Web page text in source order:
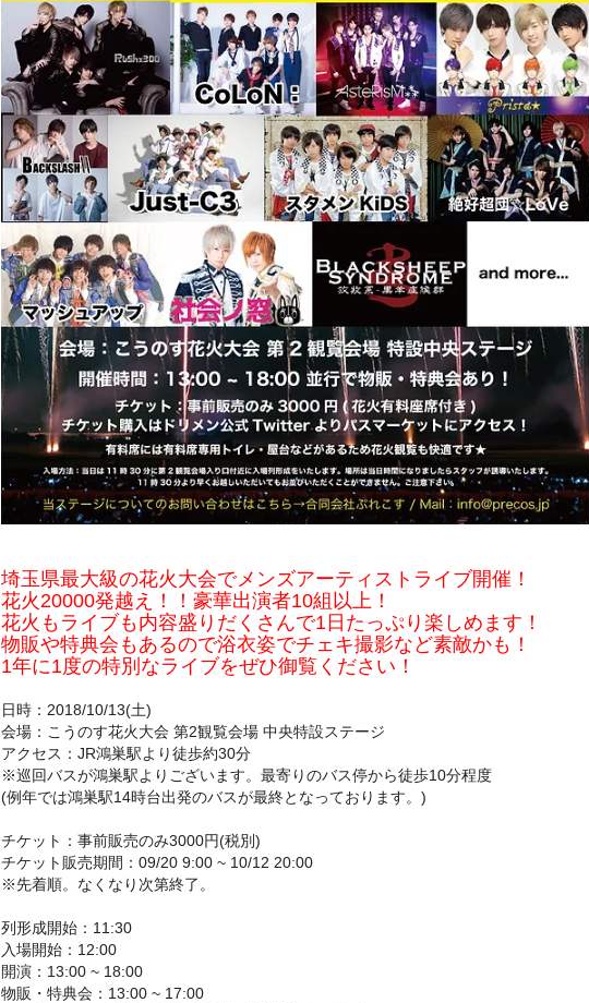
埼玉県最大級の花火大会でメンズアーティストライブ開催！
花火20000発越え！！豪華出演者10組以上！
花火もライブも内容盛りだくさんで1日たっぷり楽しめます！
物販や特典会もあるので浴衣姿でチェキ撮影など素敵かも！
1年に1度の特別なライブをぜひ御覧ください！
日時：2018/10/13(土)
会場：こうのす花火大会 第2観覧会場 中央特設ステージ
アクセス：JR鴻巣駅より徒歩約30分
※巡回バスが鴻巣駅よりございます。最寄りのバス停から徒歩10分程度
(例年では鴻巣駅14時台出発のバスが最終となっております。)
チケット：事前販売のみ3000円(税別)
チケット販売期間：09/20 9:00 ~ 10/12 20:00
※先着順。なくなり次第終了。
列形成開始：11:30
入場開始：12:00
開演：13:00 ~ 18:00
物販・特典会：13:00 ~ 17:00